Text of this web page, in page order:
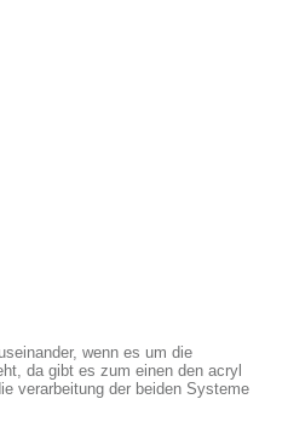
wenn es um die
da gibt es zum einen den acryl
verarbeitung der beiden Systeme